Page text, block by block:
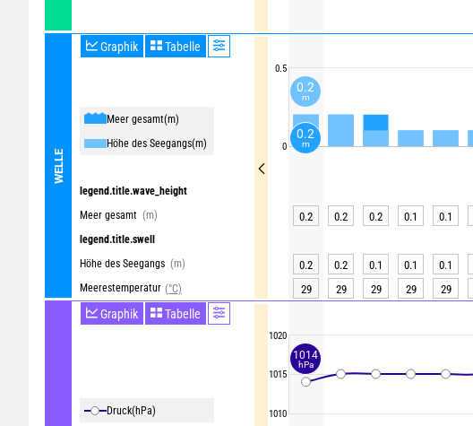
WELLE
Graphik Tabelle
Meer gesamt(m)
Höhe des Seegangs(m)
legend.title.wave_height
Meer gesamt (m)
legend.title.swell
Höhe des Seegangs (m)
Meerestemperatur (°C)
Graphik Tabelle
Druck(hPa)
0.5
0
1020
1015
1010
0.2 0.2 0.2 0.1 0.1
0.2 0.2 0.1 0.1 0.1
29
29 29 29 29
0.2
m
0.2
m
1014
hPa